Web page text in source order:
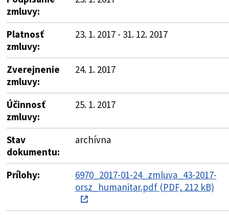
zmluvy:
Platnosť
zmluvy:
23. 1. 2017 - 31. 12. 2017
Zverejnenie
zmluvy:
24. 1. 2017
Účinnosť
zmluvy:
25. 1. 2017
Stav
dokumentu:
archívna
Prílohy:
6970_2017-01-24_zmluva_43-2017-
orsz_humanitar.pdf (PDF, 212 kB)